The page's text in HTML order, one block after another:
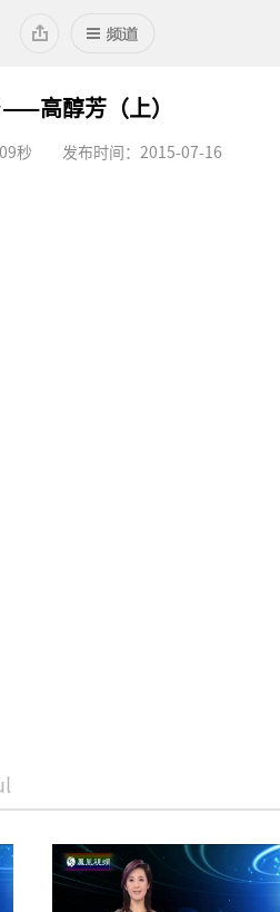
高醇芳（上）
秒 发布时间：2015-07-16